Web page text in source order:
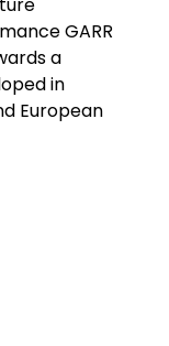
GARR
a
in
European